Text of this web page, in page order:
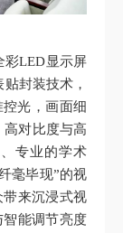
彩LED显示屏
封装技术，
光，画面细
高对比度与高
专业的学术
毫毕现”的视
来沉浸式视
能调节亮度